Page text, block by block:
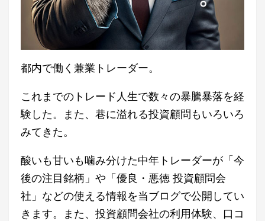
都内で働く兼業トレーダー。
これまでのトレード人生で数々の暴騰暴落を経
験した。また、巷に溢れる投資顧問もいろいろ
みてきた。
酸いも甘いも噛み分けた中年トレーダーが「今
後の注目銘柄」や「優良・悪徳 投資顧問会
社」などの使える情報を当ブログで公開してい
きます。また、投資顧問会社の利用体験、口コ